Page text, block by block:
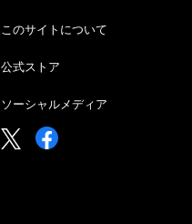
このサイトについて
公式ストア
ソーシャルメディア